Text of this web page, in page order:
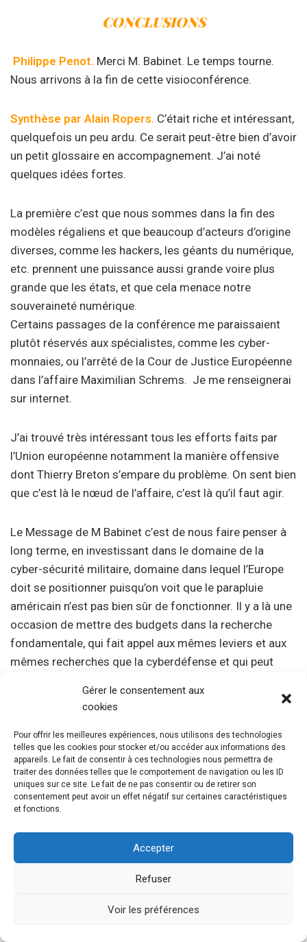
Gérer le consentement aux
cookies
Pour offrir les meilleures expériences, nous utilisons des technologies
telles que les cookies pour stocker et/ou accéder aux informations des
appareils. Le fait de consentir à ces technologies nous permettra de
traiter des données telles que le comportement de navigation ou les ID
uniques sur ce site. Le fait de ne pas consentir ou de retirer son
consentement peut avoir un effet négatif sur certaines caractéristiques
et fonctions.
Accepter
Refuser
Voir les préférences
CONCLUSIONS
Philippe Penot. Merci M. Babinet. Le temps tourne.
Nous arrivons à la fin de cette visioconférence.
Synthèse par Alain Ropers. C’était riche et intéressant,
quelquefois un peu ardu. Ce serait peut-être bien d’avoir
un petit glossaire en accompagnement. J’ai noté
quelques idées fortes.
La première c’est que nous sommes dans la fin des
modèles régaliens et que beaucoup d’acteurs d’origine
diverses, comme les hackers, les géants du numérique,
etc. prennent une puissance aussi grande voire plus
grande que les états, et que cela menace notre
souveraineté numérique.
Certains passages de la conférence me paraissaient
plutôt réservés aux spécialistes, comme les cyber-
monnaies, ou l’arrêté de la Cour de Justice Européenne
dans l’affaire Maximilian Schrems. Je me renseignerai
sur internet.
J’ai trouvé très intéressant tous les efforts faits par
l’Union européenne notamment la manière offensive
dont Thierry Breton s’empare du problème. On sent bien
que c’est là le nœud de l’affaire, c’est là qu’il faut agir.
Le Message de M Babinet c’est de nous faire penser à
long terme, en investissant dans le domaine de la
cyber-sécurité militaire, domaine dans lequel l’Europe
doit se positionner puisqu’on voit que le parapluie
américain n’est pas bien sûr de fonctionner. Il y a là une
occasion de mettre des budgets dans la recherche
fondamentale, qui fait appel aux mêmes leviers et aux
mêmes recherches que la cyberdéfense et qui peut
Cette conférence était très riche, très dense, et
manifestement M Babinet connaît très bien son sujet.
Merci.
Gilles Babinet. Magnifique conclusion. Merci de votre
initiative, de vos travaux. C’est formidable de brasser
finir, je voudrais vous faire partager un de mes motos